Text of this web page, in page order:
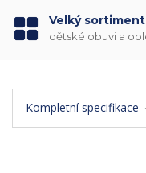
Velký sortiment
dětské obuvi a
Kompletní specifikace